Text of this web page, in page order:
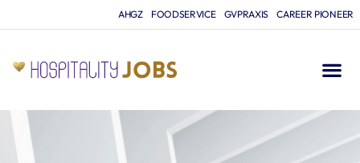
AHGZ FOODSERVICE GVPRAXIS CAREER PIONEER